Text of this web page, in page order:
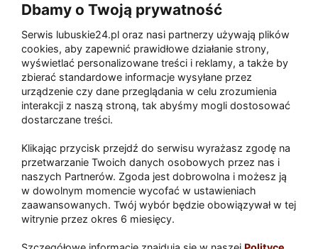
Zaatakował seniora na "kwadracie"
Akcja po pożarze w Gorzowie.
Ruszyła rozbiórka ściany spalonej
Paliwa
Raport Dodaj raport
Sport
Dbamy o Twoją prywatność
Serwis lubuskie24.pl oraz nasi partnerzy używają plików
cookies, aby zapewnić prawidłowe działanie strony,
wyświetlać personalizowane treści i reklamy, a także by
zbierać standardowe informacje wysyłane przez
urządzenie czy dane przeglądania w celu zrozumienia
interakcji z naszą stroną, tak abyśmy mogli dostosować
dostarczane treści.
Klikając przycisk przejdź do serwisu wyrażasz zgodę na
przetwarzanie Twoich danych osobowych przez nas i
naszych Partnerów. Zgoda jest dobrowolna i możesz ją
w dowolnym momencie wycofać w ustawieniach
zaawansowanych. Twój wybór będzie obowiązywał w tej
witrynie przez okres 6 miesięcy.